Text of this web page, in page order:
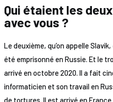
Qui étaient les
avec vous ?
Le deuxième, qu’on appelle
été emprisonné en Russie. Et le
arrivé en octobre 2020. Il a fait
informaticien et son travail en
de tortures. Il est arrivé en